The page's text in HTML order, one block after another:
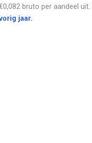
bruto per aandeel uit.
jaar.